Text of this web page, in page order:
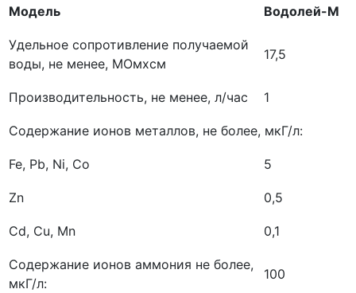
Модель Водолей-М
Удельное сопротивление получаемой
воды, не менее, МОмхсм
17,5
Производительность, не менее, л/час 1
Содержание ионов металлов, не более, мкГ/л:
Fe, Pb, Ni, Co 5
Zn 0,5
Cd, Cu, Mn 0,1
Содержание ионов аммония не более,
мкГ/л:
100